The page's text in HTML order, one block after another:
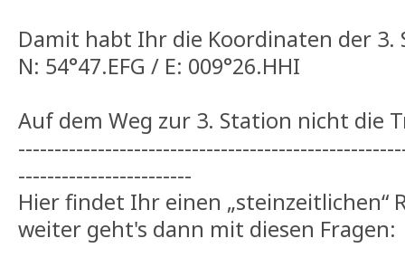
Damit habt Ihr die Koordinaten der 3.
N: 54°47.EFG / E: 009°26.HHI
Auf dem Weg zur 3. Station nicht die
------------------------
Hier findet Ihr einen „steinzeitlichen“
weiter geht's dann mit diesen Fragen: